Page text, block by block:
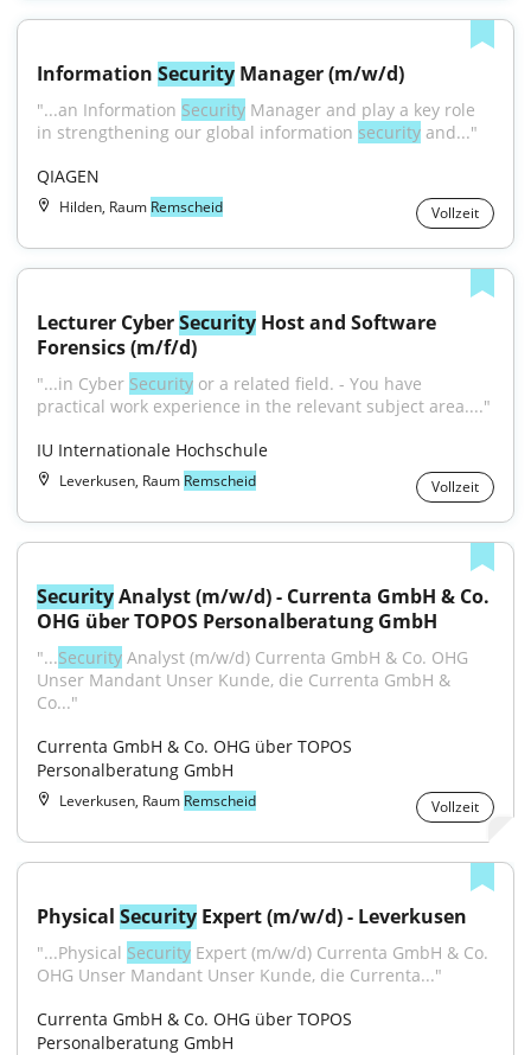
Information Security Manager (m/w/d)
"...an Information Security Manager and play a key role
in strengthening our global information security and..."
QIAGEN
Hilden, Raum Remscheid Vollzeit
Lecturer Cyber Security Host and Software
Forensics (m/f/d)
"...in Cyber Security or a related field. - You have
practical work experience in the relevant subject area...."
IU Internationale Hochschule
Leverkusen, Raum Remscheid Vollzeit
Security Analyst (m/w/d) - Currenta GmbH & Co.
OHG über TOPOS Personalberatung GmbH
"...Security Analyst (m/w/d) Currenta GmbH & Co. OHG
Unser Mandant Unser Kunde, die Currenta GmbH &
Co..."
Currenta GmbH & Co. OHG über TOPOS
Personalberatung GmbH
Leverkusen, Raum Remscheid Vollzeit
Physical Security Expert (m/w/d) - Leverkusen
"...Physical Security Expert (m/w/d) Currenta GmbH & Co.
OHG Unser Mandant Unser Kunde, die Currenta..."
Currenta GmbH & Co. OHG über TOPOS
Personalberatung GmbH